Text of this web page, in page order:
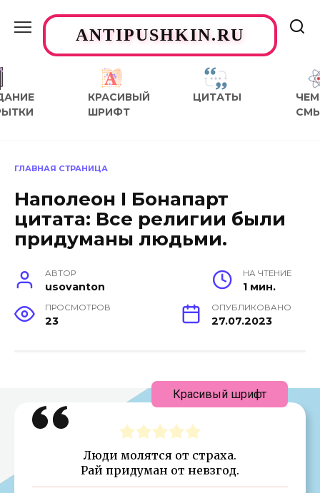
содержаниюANTIPUSHKIN.RU
КРАСИВЫЙ
ШРИФТ
ЦИТАТЫ
ЧЕМ
ГЛАВНАЯ СТРАНИЦА
Наполеон I Бонапарт
цитата: Все религии были
придуманы людьми.
АВТОР
usovanton
НА ЧТЕНИЕ
1 мин.
ПРОСМОТРОВ
23
ОПУБЛИКОВАНО
27.07.2023
Люди молятся от страха.
Рай придуман от невзгод.
Красивый шрифт